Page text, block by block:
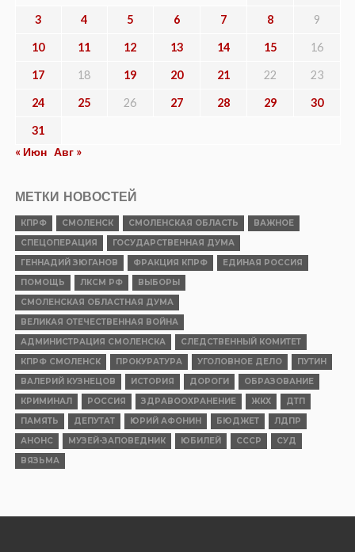
3 4 5 6 7 8 9
10 11 12 13 14 15 16
17 18 19 20 21 22 23
24 25 26 27 28 29 30
31
« Июн Авг »
МЕТКИ НОВОСТЕЙ
КПРФ СМОЛЕНСК СМОЛЕНСКАЯ ОБЛАСТЬ
ВАЖНОЕ
СПЕЦОПЕРАЦИЯ
ГОСУДАРСТВЕННАЯ ДУМА
ГЕННАДИЙ ЗЮГАНОВ
ФРАКЦИЯ КПРФ
ЕДИНАЯ РОССИЯ
ПОМОЩЬ
ЛКСМ РФ
ВЫБОРЫ
СМОЛЕНСКАЯ ОБЛАСТНАЯ ДУМА
ВЕЛИКАЯ ОТЕЧЕСТВЕННАЯ ВОЙНА
АДМИНИСТРАЦИЯ СМОЛЕНСКА
СЛЕДСТВЕННЫЙ КОМИТЕТ
КПРФ СМОЛЕНСК
ПРОКУРАТУРА УГОЛОВНОЕ ДЕЛО
ПУТИН
ВАЛЕРИЙ КУЗНЕЦОВ
ИСТОРИЯ ДОРОГИ
ОБРАЗОВАНИЕ
КРИМИНАЛ
РОССИЯ ЗДРАВООХРАНЕНИЕ ЖКХ
ДТП
ПАМЯТЬ
ДЕПУТАТ ЮРИЙ АФОНИН БЮДЖЕТ
ЛДПР
АНОНС
МУЗЕЙ-ЗАПОВЕДНИК ЮБИЛЕЙ СССР
СУД
ВЯЗЬМА